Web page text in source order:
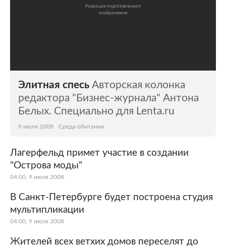
Элитная спесь Авторская колонка
редактора "Бизнес-журнала" Антона
Белых. Специально для Lenta.ru
9 июля 2008 Среда обитания
Лагерфельд примет участие в создании
"Острова моды"
04:00, 9 июля 2008
В Санкт-Петербурге будет построена студия
мультипликации
04:00, 9 июля 2008
Жителей всех ветхих домов переселят до